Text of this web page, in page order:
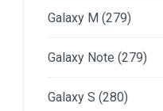
Galaxy M (279)
Galaxy Note (279)
Galaxy S (280)